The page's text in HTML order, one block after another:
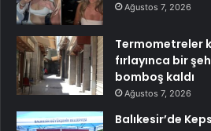
Ağustos 7, 2026
Termometreler
fırlayınca bir
bomboş kaldı
Ağustos 7, 2026
Balıkesir’de